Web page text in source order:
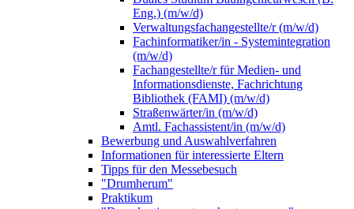
Eng.) (m/w/d)
Verwaltungsfachangestellte/r (m/w/d)
Fachinformatiker/in - Systemintegration
(m/w/d)
Fachangestellte/r für Medien- und
Informationsdienste, Fachrichtung
Bibliothek (FAMI) (m/w/d)
Straßenwärter/in (m/w/d)
Amtl. Fachassistent/in (m/w/d)
Bewerbung und Auswahlverfahren
Informationen für interessierte Eltern
Tipps für den Messebesuch
"Drumherum"
Praktikum